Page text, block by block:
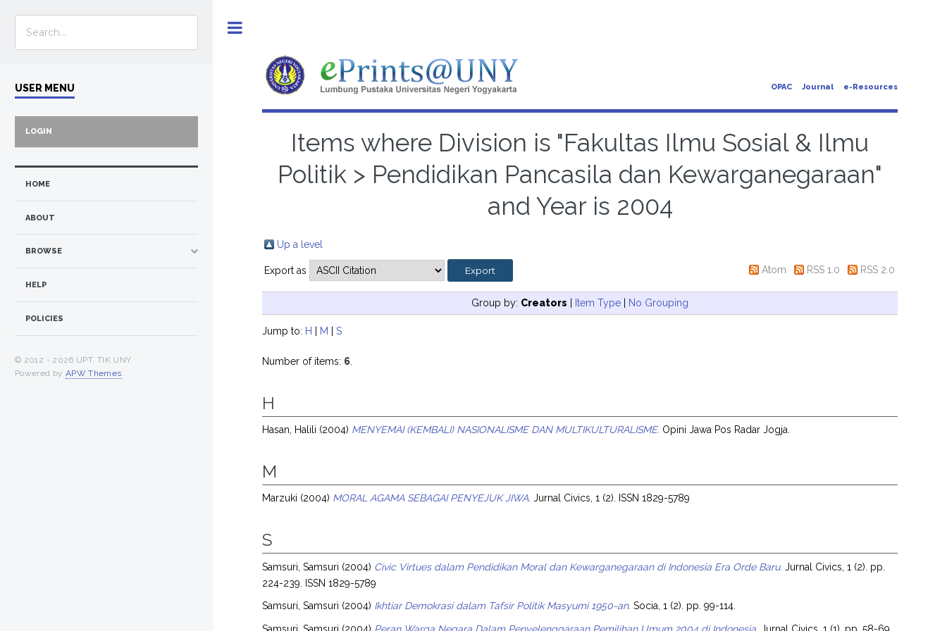
OPAC Journal e-Resources
Items where Division is "Fakultas Ilmu Sosial & Ilmu
Politik > Pendidikan Pancasila dan Kewarganegaraan"
and Year is 2004
Up a level
Export as Atom RSS 1.0 RSS 2.0
Group by: Creators | Item Type | No Grouping
Jump to: H | M |S
Number of items: 6
H
Hasan, Halili (2004) MENYEMAI (KEMBALI) NASIONALISME DAN MULTIKULTURALISME. Opini Jawa Pos Radar Jogja.
M
Marzuki (2004) MORAL AGAMA SEBAGAI PENYEJUK JIWA. Jurnal Civics, 1 (2). ISSN 1829-5789
S
Samsuri, Samsuri (2004) Civic Virtues dalam Pendidikan Moral dan Kewarganegaraan di Indonesia Era Orde Baru. Jurnal Civics, 1 (2). pp.
224-239. ISSN 1829-5789
Samsuri, Samsuri (2004) Ikhtiar Demokrasi dalam Tafsir Politik Masyumi 1950-an. Socia, 1 (2). pp. 99-114.
USER MENU
LOGIN
HOME
ABOUT
BROWSE
HELP
POLICIES
© 2012 - 2026 UPT. TIK UNY
Powered by APW Themes